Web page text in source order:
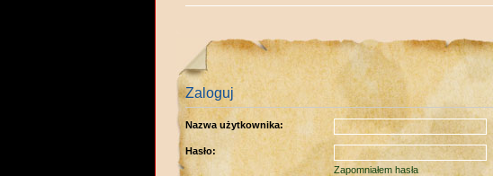
Zaloguj
Nazwa użytkownika:
Hasło:
Zapomniałem hasła